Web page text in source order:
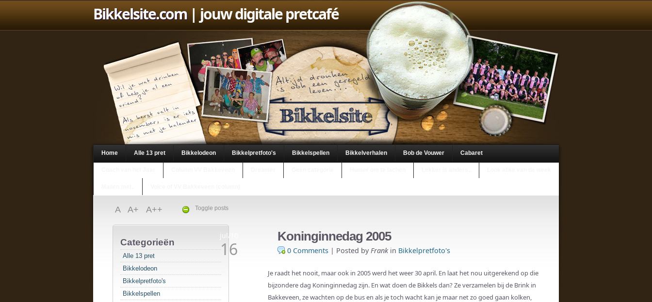
Bikkelsite.com| jouw digitale pretcafé
Home Alle 13 pret Bikkelodeon Bikkelpretfoto's Bikkelspellen Bikkelverhalen Bob de Vouwer Cabaret
Toggle posts
A A+ A++
Categorieën
Alle 13 pret
Bikkelodeon
Bikkelpretfoto's
Bikkelspellen
jul/10
16
Koninginnedag 2005
0 Comments | Posted byFrankin Bikkelpretfoto's
Je raadt het nooit, maar ook in 2005 werd het weer 30 april. En laat het nou uitgerekend op die
bijzondere dag Koninginnedag zijn. En wat doen de Bikkels dan? Ze verzamelen bij de Brink in
Bakkeveen, ze wachten op de bus en als je toch wacht kan je maar net zo goed gaan kolken,